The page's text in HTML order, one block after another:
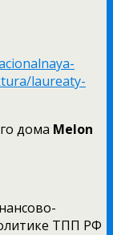
laureaty-
дома Melon
ТПП РФ